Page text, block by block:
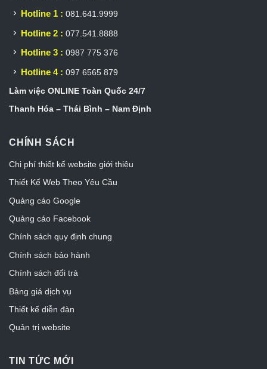
Hotline 1 : 081.641.9999
Hotline 2 : 077.541.8888
Hotline 3 : 0987 775 376
Hotline 4 : 097 6565 879
Làm việc ONLINE Toàn Quốc 24/7
Thanh Hóa – Thái Bình – Nam Định
CHÍNH SÁCH
Chi phí thiết kế website giới thiệu
Thiết Kế Web Theo Yêu Cầu
Quảng cáo Google
Quảng cáo Facebook
Chính sách quy định chung
Chính sách bảo hành
Chính sách đổi trả
Bảng giá dịch vụ
Thiết kế diễn đàn
Quản trị website
TIN TỨC MỚI